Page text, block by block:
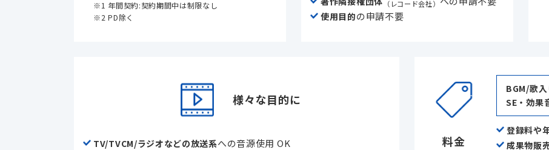
※1 年間契約:契約期間中は制限なし
※2 PD除く
（レコード会社）
使用目的の申請不要
様々な目的に
TV/TVCM/ラジオなどの放送系への音源使用 OK 料金
BGM/歌入
SE・効果
登録料や
成果物販